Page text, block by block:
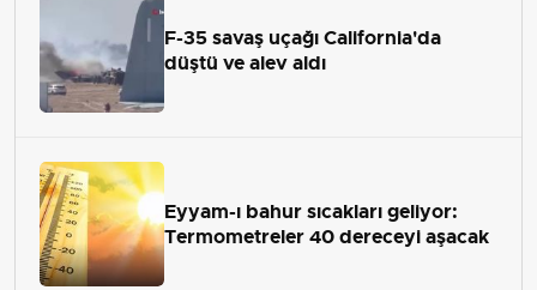
F-35 savaş uçağı California'da
düştü ve alev aldı
Eyyam-ı bahur sıcakları geliyor:
Termometreler 40 dereceyi aşacak